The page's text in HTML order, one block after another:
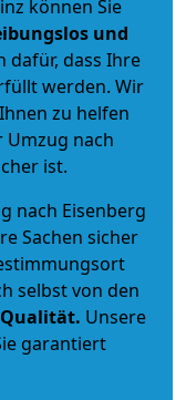
können Sie
und
dass Ihre
werden. Wir
zu helfen
Umzug nach
ist.
nach Eisenberg
Sachen sicher
selbst von den
. Unsere
garantiert